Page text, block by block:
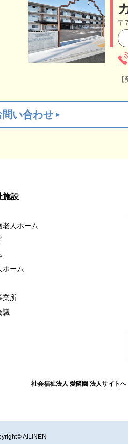
〒
問い合わせ
施設
老人ホーム
ホーム
業所
議
社会福祉法人 愛隣園 法人サイトへ
AILINEN